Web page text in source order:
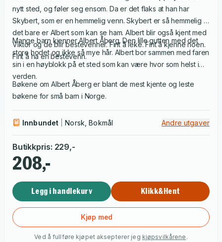
nytt sted, og føler seg ensom. Da er det flaks at han har
Skybert, som er en hemmelig venn. Skybert er så hemmelig at
det bare er Albert som kan se ham. Albert blir også kjent med
Viktor og de blir bestevenner. Fint å leke. Fint å kjenne noen.
Fint å ha en bestevenn.
Mange barn kjenner Albert Åberg. Den lille gutten med det
store hodet og ikke så mye hår. Albert bor sammen med faren
sin i en høyblokk på et sted som kan være hvor som helst i
verden.
Bøkene om Albert Åberg er blant de mest kjente og leste
bøkene for små barn i Norge.
Innbundet Norsk, Bokmål Andre utgaver
Butikkpris: 229,-
208,-
Legg i handlekurv Klikk&Hent
Kjøp med
Ved å fullføre kjøpet aksepterer jeg kjøpsvilkårene .